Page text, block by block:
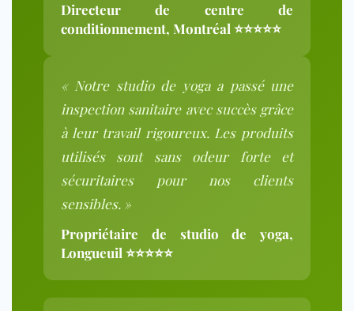
Directeur de centre de
conditionnement, Montréal ⭐⭐⭐⭐⭐
« Notre studio de yoga a passé une
inspection sanitaire avec succès grâce
à leur travail rigoureux. Les produits
utilisés sont sans odeur forte et
sécuritaires pour nos clients
sensibles. »
Propriétaire de studio de yoga,
Longueuil ⭐⭐⭐⭐⭐